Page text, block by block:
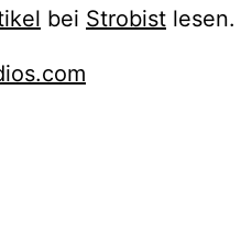
bei Strobist lesen.